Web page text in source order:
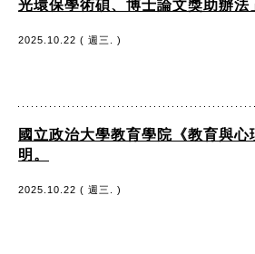
光環保學術碩、博士論文獎助辦法
2025.10.22 ( 週三. )
國立政治大學教育學院《教育與
明。
2025.10.22 ( 週三. )